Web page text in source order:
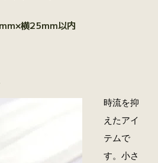
横25mm以内
時流を抑
えたアイ
テムで
す。小さ